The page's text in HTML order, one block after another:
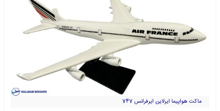
ماکت هواپیما ایرلاین ایرفرانس 747